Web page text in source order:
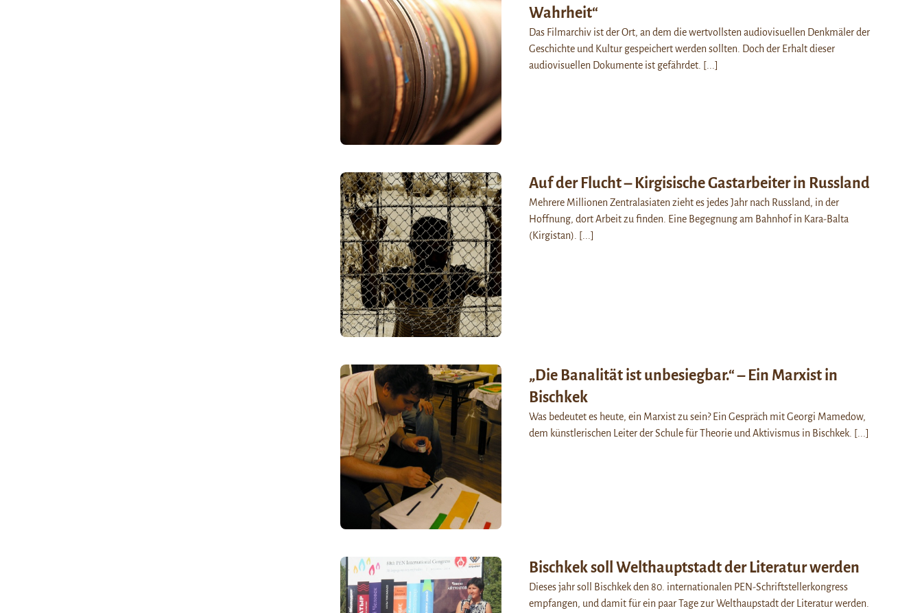
Wahrheit“
Das Filmarchiv ist der Ort, an dem die wertvollsten audiovisuellen Denkmäler der
Geschichte und Kultur gespeichert werden sollten. Doch der Erhalt dieser
audiovisuellen Dokumente ist gefährdet. [...]
Auf der Flucht – Kirgisische Gastarbeiter in Russland
Mehrere Millionen Zentralasiaten zieht es jedes Jahr nach Russland, in der
Hoffnung, dort Arbeit zu finden. Eine Begegnung am Bahnhof in Kara-Balta
(Kirgistan).
[...]
„Die Banalität ist unbesiegbar.“ – Ein Marxist in
Bischkek
Was bedeutet es heute, ein Marxist zu sein? Ein Gespräch mit Georgi Mamedow,
dem künstlerischen Leiter der Schule für Theorie und Aktivismus in Bischkek. [...]
Bischkek soll Welthauptstadt der Literatur werden
Dieses jahr soll Bischkek den 80. internationalen PEN-Schriftstellerkongress
empfangen, und damit für ein paar Tage zur Welthaupstadt der Literatur werden.